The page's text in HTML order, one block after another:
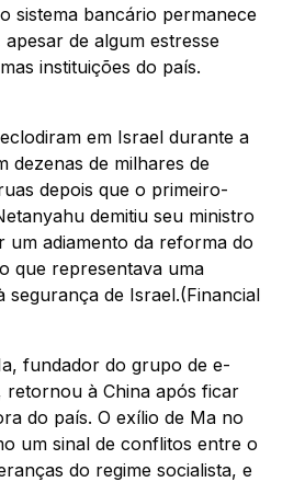
sistema bancário permanece
apesar de algum estresse
instituições do país.
em Israel durante a
dezenas de milhares de
depois que o primeiro-
demitiu seu ministro
um adiamento da reforma do
que representava uma
segurança de Israel.(Financial
fundador do grupo de e-
retornou à China após ficar
do país. O exílio de Ma no
um sinal de conflitos entre o
do regime socialista, e